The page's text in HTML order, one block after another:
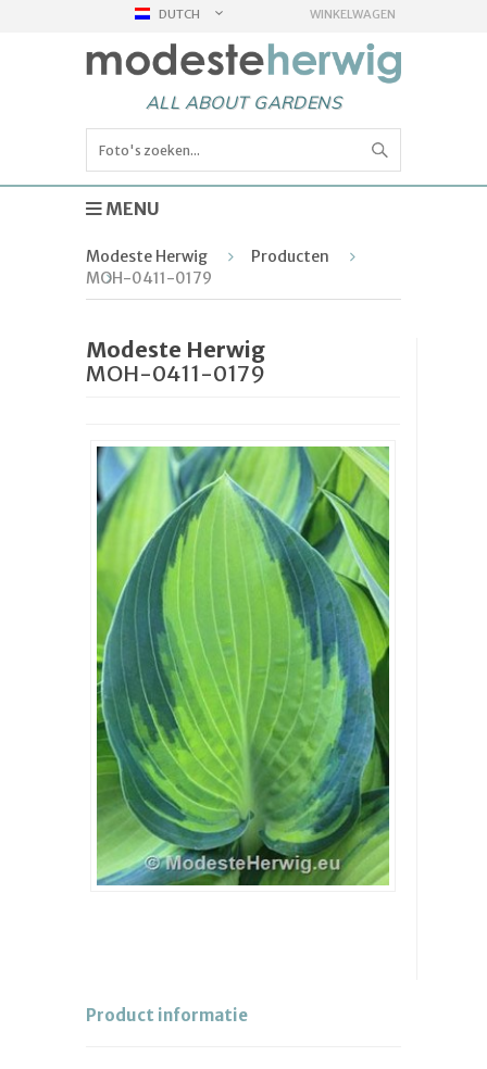
DUTCH WINKELWAGEN
ALL ABOUT GARDENS
MENU
Modeste Herwig
Producten
MOH-0411-0179
Modeste Herwig
MOH-0411-0179
Product informatie